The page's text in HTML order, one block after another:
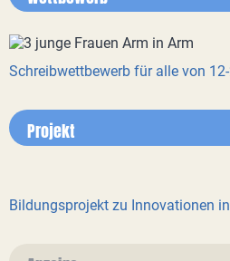
Schreibwettbewerb für alle von
Projekt
Bildungsprojekt zu Innovationen